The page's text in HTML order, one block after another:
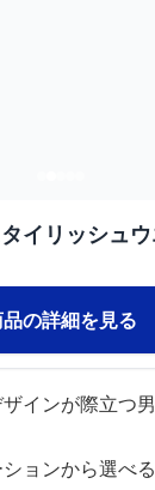
イリッシュ
の詳細を見る
インが際立つ
ョンから選べ